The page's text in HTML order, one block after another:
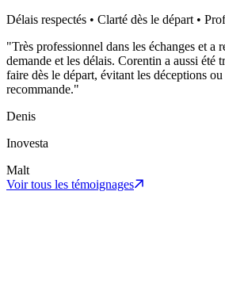
Délais respectés • Clarté dès le départ •
"Très professionnel dans les échanges et a
demande et les délais. Corentin a aussi été
faire dès le départ, évitant les déceptions
recommande."
Denis
Inovesta
Malt
Voir tous les témoignages